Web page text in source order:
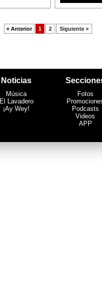
« Anterior 1 2 Siguiente »
Noticias
Música
El Lavadero
¡Ay Wey!
Fotos
Podcasts
Videos
APP